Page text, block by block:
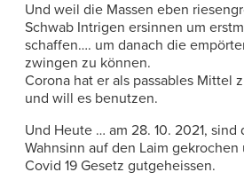
Und weil die Massen eben
Schwab Intrigen ersinnen um
schaffen…. um danach die
zwingen zu können.
Corona hat er als passables Mittel
und will es benutzen.
Und Heute … am 28. 10. 2021,
Wahnsinn auf den Laim gekrochen
Covid 19 Gesetz gutgeheissen.